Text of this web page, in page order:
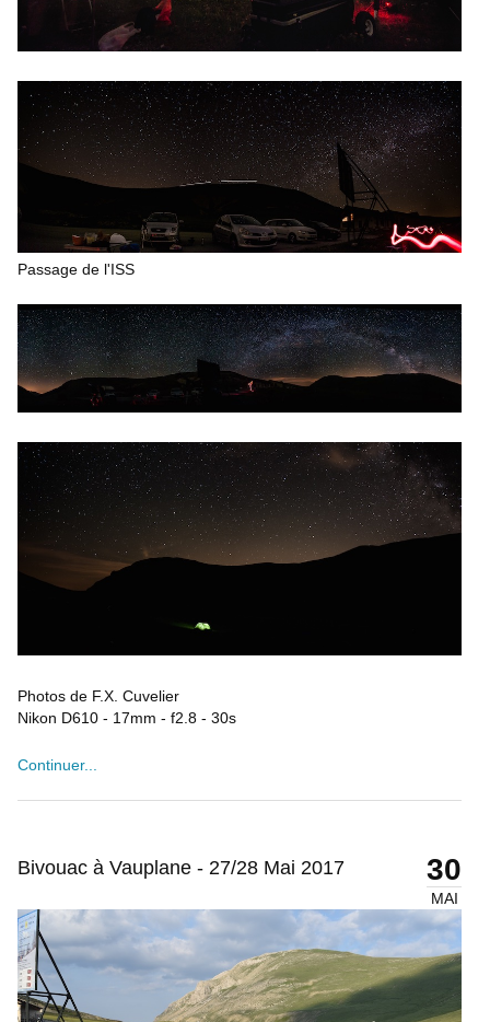
Passage de l'ISS
Photos de F.X. Cuvelier
Nikon D610 - 17mm - f2.8 - 30s
Continuer...
30
MAI
Bivouac à Vauplane - 27/28 Mai 2017